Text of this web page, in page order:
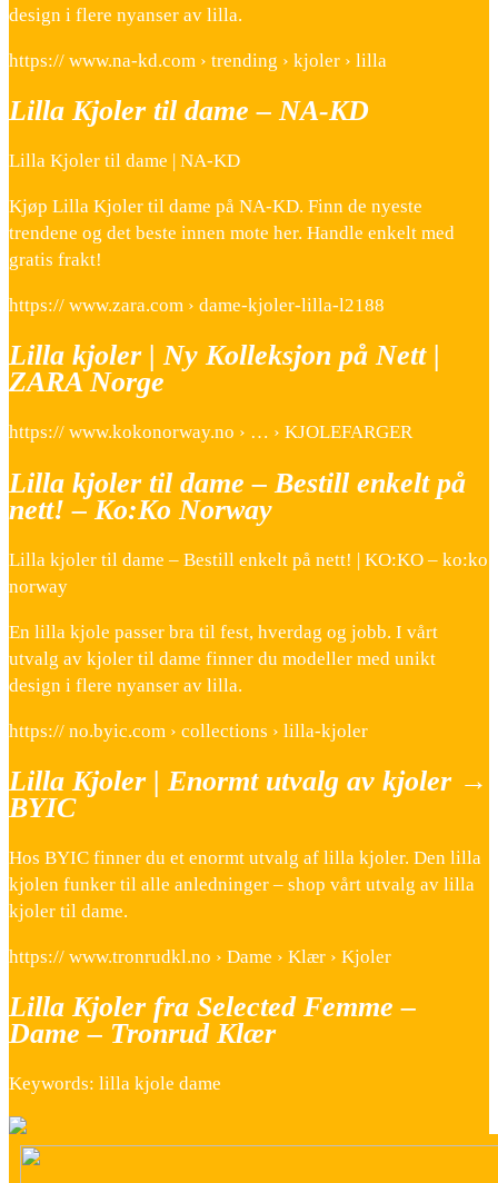
design i flere nyanser av lilla.
https:// www.na-kd.com › trending › kjoler › lilla
Lilla Kjoler til dame – NA-KD
Lilla Kjoler til dame | NA-KD
Kjøp Lilla Kjoler til dame på NA-KD. Finn de nyeste
trendene og det beste innen mote her. Handle enkelt med
gratis frakt!
https:// www.zara.com › dame-kjoler-lilla-l2188
Lilla kjoler | Ny Kolleksjon på Nett |
ZARA Norge
https:// www.kokonorway.no › … › KJOLEFARGER
Lilla kjoler til dame – Bestill enkelt på
nett! – Ko:Ko Norway
Lilla kjoler til dame – Bestill enkelt på nett! | KO:KO – ko:ko
norway
En lilla kjole passer bra til fest, hverdag og jobb. I vårt
utvalg av kjoler til dame finner du modeller med unikt
design i flere nyanser av lilla.
https:// no.byic.com › collections › lilla-kjoler
Lilla Kjoler | Enormt utvalg av kjoler →
BYIC
Hos BYIC finner du et enormt utvalg af lilla kjoler. Den lilla
kjolen funker til alle anledninger – shop vårt utvalg av lilla
kjoler til dame.
https:// www.tronrudkl.no › Dame › Klær › Kjoler
Lilla Kjoler fra Selected Femme –
Dame – Tronrud Klær
Keywords: lilla kjole dame